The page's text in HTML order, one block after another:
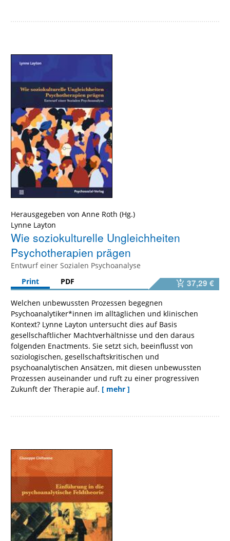
Herausgegeben von Anne Roth
Lynne Layton
Wie soziokulturelle Ungleichheiten
Psychotherapien prägen
Entwurf einer Sozialen Psychoanalyse
Print
PDF 37,29 €
Welchen unbewussten Prozessen begegnen
Psychoanalytiker*innen im alltäglichen und klinischen
Kontext? Lynne Layton untersucht dies auf Basis
gesellschaftlicher Machtverhältnisse und den daraus
folgenden Enactments. Sie setzt sich, beeinflusst von
soziologischen, gesellschaftskritischen und
psychoanalytischen Ansätzen, mit diesen unbewussten
Prozessen auseinander und ruft zu einer progressiven
Zukunft der Therapie auf. [ mehr ]